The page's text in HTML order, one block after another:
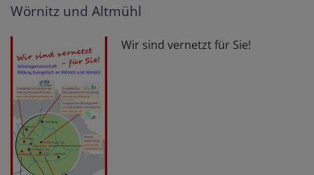
Wörnitz und Altmühl
Wir sind vernetzt für Sie!